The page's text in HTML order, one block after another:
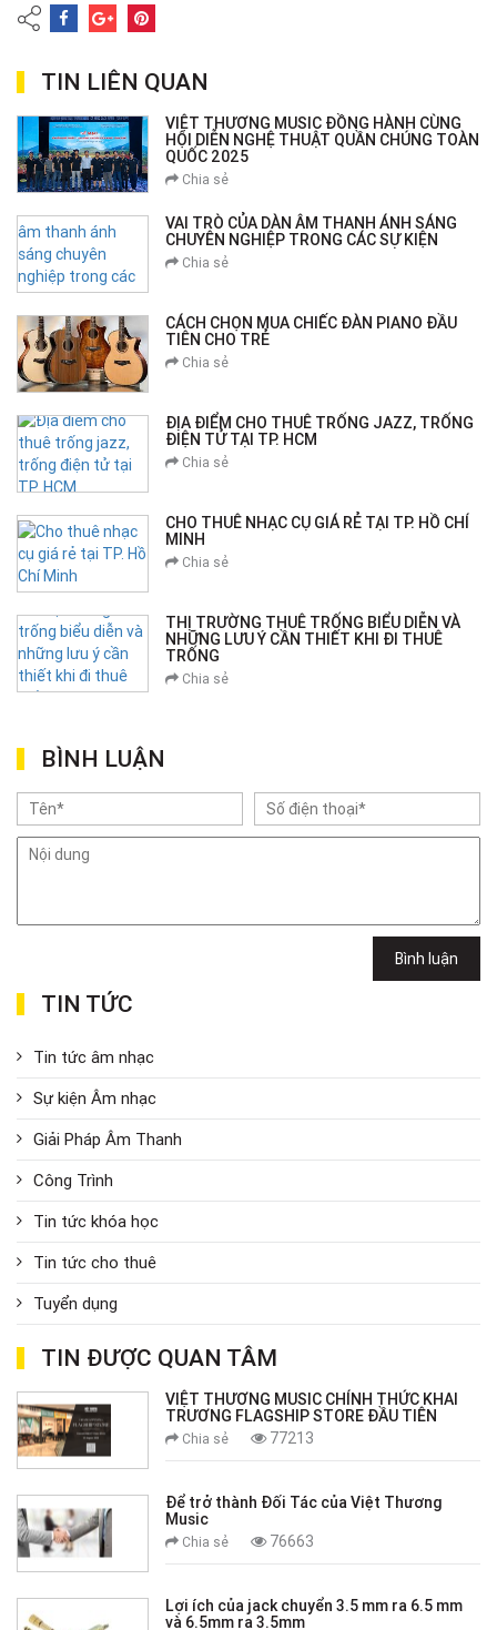
TIN LIÊN QUAN
VIỆT THƯƠNG MUSIC ĐỒNG HÀNH CÙNG
HỘI DIỄN NGHỆ THUẬT QUẦN CHÚNG TOÀN
QUỐC 2025
Chia sẻ
VAI TRÒ CỦA DÀN ÂM THANH ÁNH SÁNG
CHUYÊN NGHIỆP TRONG CÁC SỰ KIỆN
Chia sẻ
CÁCH CHỌN MUA CHIẾC ĐÀN PIANO ĐẦU
TIÊN CHO TRẺ
Chia sẻ
ĐỊA ĐIỂM CHO THUÊ TRỐNG JAZZ, TRỐNG
ĐIỆN TỬ TẠI TP. HCM
Chia sẻ
CHO THUÊ NHẠC CỤ GIÁ RẺ TẠI TP. HỒ CHÍ
MINH
Chia sẻ
THỊ TRƯỜNG THUÊ TRỐNG BIỂU DIỄN VÀ
NHỮNG LƯU Ý CẦN THIẾT KHI ĐI THUÊ
TRỐNG
Chia sẻ
BÌNH LUẬN
Bình luận
TIN TỨC
Tin tức âm nhạc
Sự kiện Âm nhạc
Giải Pháp Âm Thanh
Công Trình
Tin tức khóa học
Tin tức cho thuê
Tuyển dụng
TIN ĐƯỢC QUAN TÂM
VIỆT THƯƠNG MUSIC CHÍNH THỨC KHAI
TRƯƠNG FLAGSHIP STORE ĐẦU TIÊN
Chia sẻ 77213
Để trở thành Đối Tác của Việt Thương
Music
Chia sẻ 76663
Lợi ích của jack chuyển 3.5 mm ra 6.5 mm
và 6.5mm ra 3.5mm